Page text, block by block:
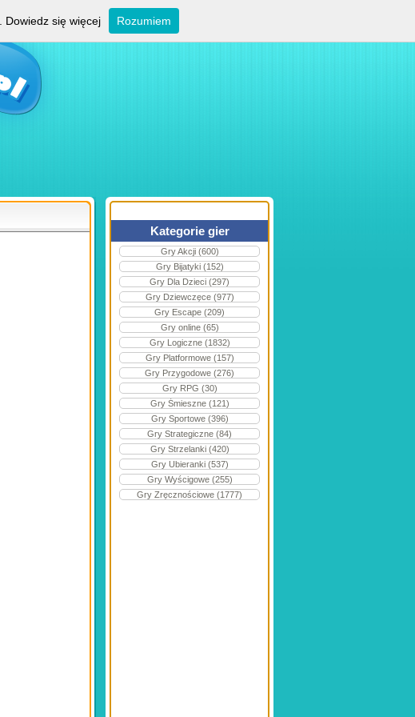
Kategorie gier
Gry Akcji (600)
Gry Bijatyki (152)
Gry Dla Dzieci (297)
Gry Dziewczęce (977)
Gry Escape (209)
Gry online (65)
Gry Logiczne (1832)
Gry Platformowe (157)
Gry Przygodowe (276)
Gry RPG (30)
Gry Śmieszne (121)
Gry Sportowe (396)
Gry Strategiczne (84)
Gry Strzelanki (420)
Gry Ubieranki (537)
Gry Wyścigowe (255)
Gry Zręcznościowe (1777)
Dowiedz się więcej Rozumiem